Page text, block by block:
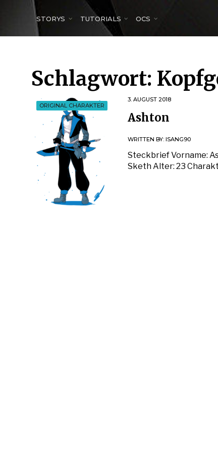
STORYS TUTORIALS OCS
Schlagwort:
ORIGINAL CHARAKTER
3. AUGUST 2018
Ashton
WRITTEN BY: ISANG90
Steckbrief Vorname:
Sketh Alter: 23